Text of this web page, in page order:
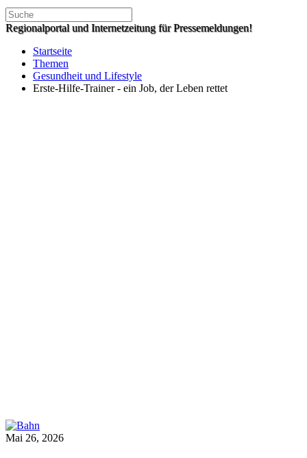
Regionalportal und Internetzeitung für Pressemeldungen!
Startseite
Themen
Gesundheit und Lifestyle
Erste-Hilfe-Trainer - ein Job, der Leben rettet
Mai 26, 2026